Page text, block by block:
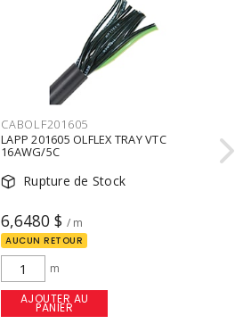
CABOLF201605
LAPP 201605 OLFLEX TRAY VTC
16AWG/5C
Rupture de Stock
6,6480 $ / m
AUCUN RETOUR
m
AJOUTER AU
PANIER